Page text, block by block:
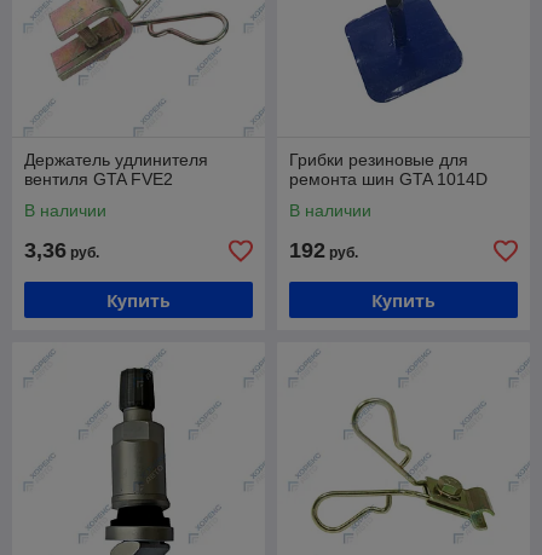
Держатель удлинителя
вентиля GTA FVE2
В наличии
3,36 руб.
Купить
Грибки резиновые для
ремонта шин GTA 1014D
В наличии
192 руб.
Купить